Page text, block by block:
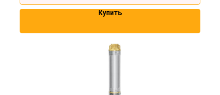
Купить